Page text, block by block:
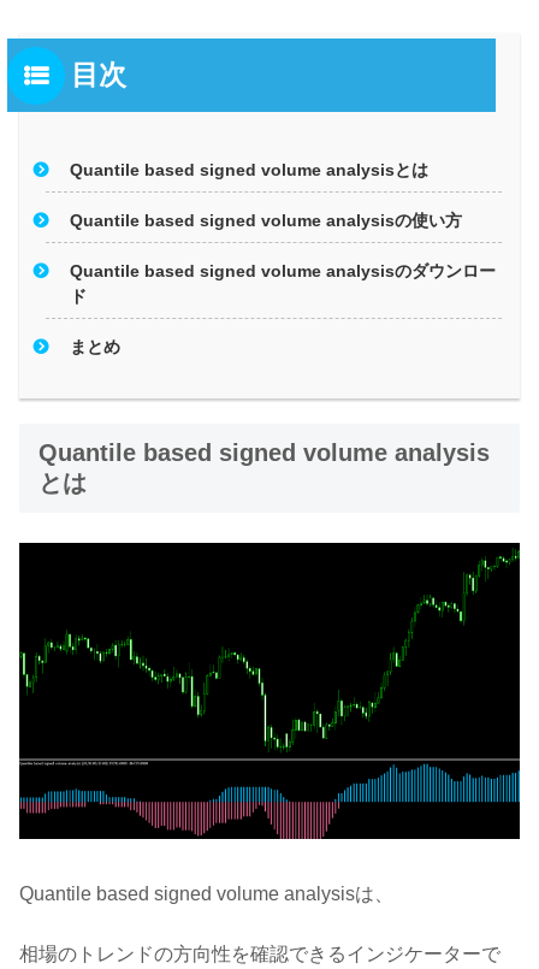
目次
Quantile based signed volume analysisとは
Quantile based signed volume analysisの使い方
Quantile based signed volume analysisのダウンロー
ド
まとめ
Quantile based signed volume analysis
とは
Quantile based signed volume analysisは、
相場のトレンドの方向性を確認できるインジケーターで